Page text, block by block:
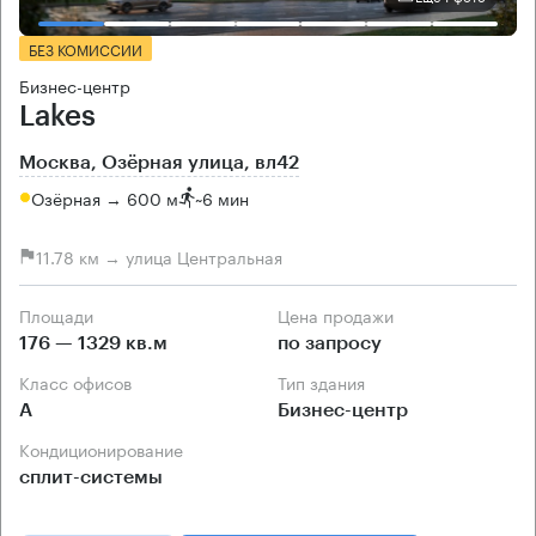
БЕЗ КОМИССИИ
Бизнес-центр
Lakes
Москва, Озёрная улица, вл42
Озёрная → 600 м ~6 мин
11.78 км → улица Центральная
Площади
176 — 1329 кв.м
Цена продажи
по запросу
Класс офисов
А
Тип здания
Бизнес-центр
Кондиционирование
сплит-системы